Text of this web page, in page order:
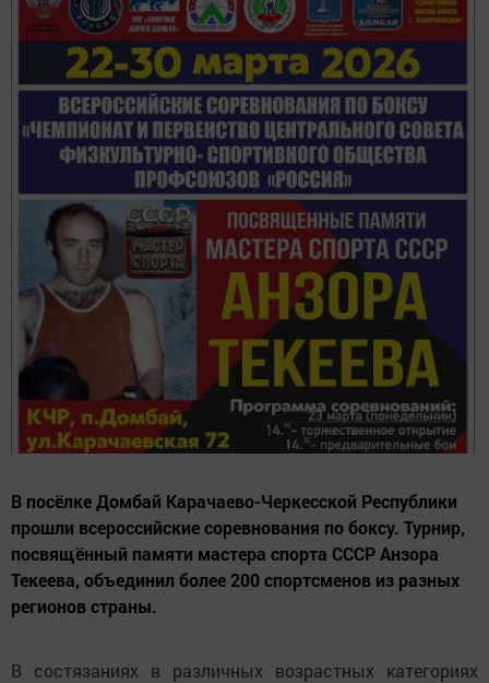
В посёлке Домбай Карачаево-Черкесской Республики
прошли всероссийские соревнования по боксу. Турнир,
посвящённый памяти мастера спорта СССР Анзора
Текеева, объединил более 200 спортсменов из разных
регионов страны.
В состязаниях в различных возрастных категориях